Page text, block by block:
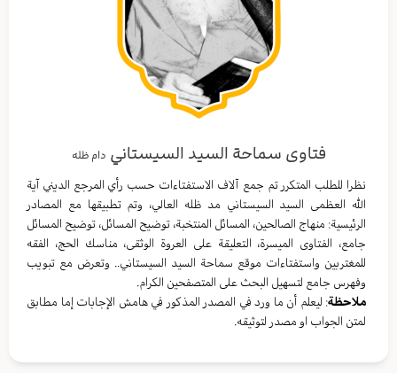
فتاوى سماحة السيد السيستاني دام ظله
نظرا للطلب المتكرر تم جمع آلاف الاستفتاءات حسب رأي المرجع الديني آية
الله العظمى السيد السيستاني مد ظله العالي، وتم تطبيقها مع المصادر
الرئيسية: منهاج الصالحين، المسائل المنتخبة، توضيح المسائل، توضيح المسائل
جامع، الفتاوى الميسرة، التعليقة على العروة الوثقى، مناسك الحج، الفقه
للمغتربين واستفتاءات موقع سماحة السيد السيستاني.. وتعرض مع تبويب
وفهرس جامع لتسهيل البحث على المتصفحين الكرام.
ملاحظة: ليعلم أن ما ورد في المصدر المذكور في هامش الإجابات إما مطابق
لمتن الجواب او مصدر لتوثيقه.